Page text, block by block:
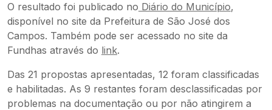
O resultado foi publicado no Diário do Município,
disponível no site da Prefeitura de São José dos
Campos. Também pode ser acessado no site da
Fundhas através do link.
Das 21 propostas apresentadas, 12 foram classificadas
e habilitadas. As 9 restantes foram desclassificadas por
problemas na documentação ou por não atingirem a